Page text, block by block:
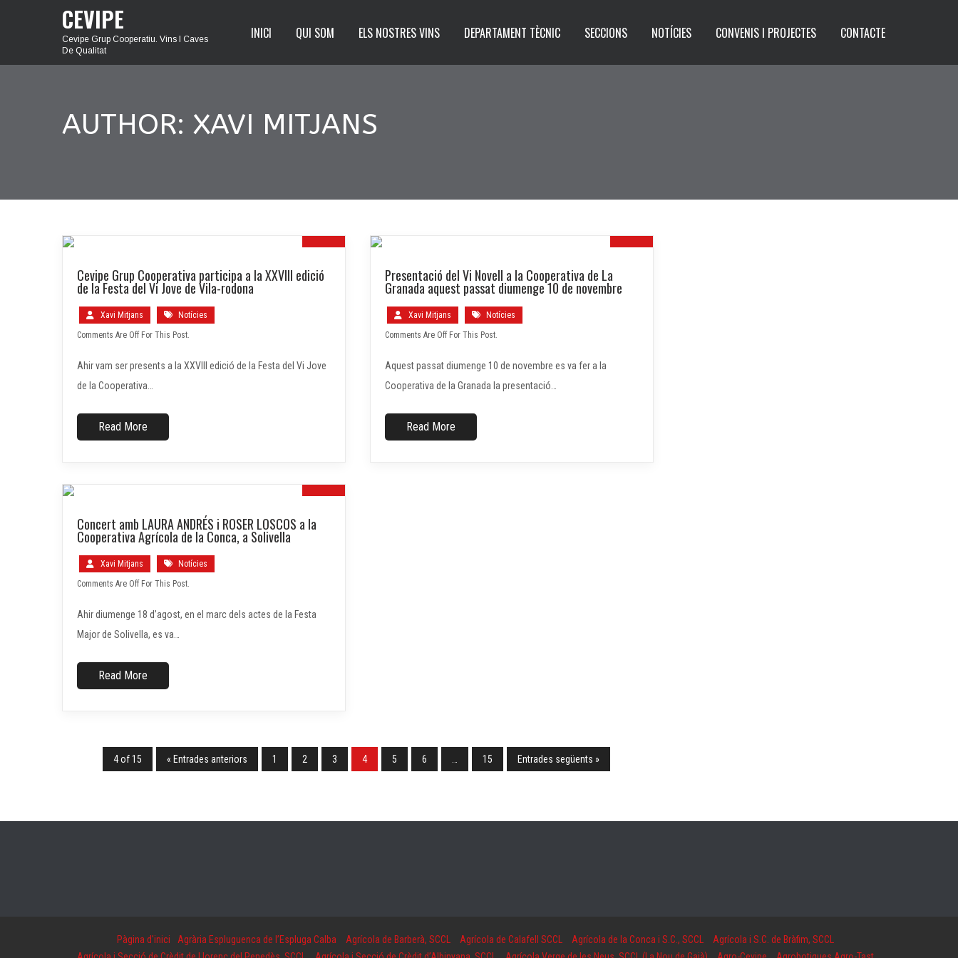
CEVIPE
Cevipe Grup Cooperatiu. Vins I Caves
De Qualitat
INICI QUI SOM ELS NOSTRES VINS DEPARTAMENT TÈCNIC SECCIONS NOTÍCIES CONVENIS I PROJECTES CONTACTE
AUTHOR: XAVI MITJANS
18
NOV.
Cevipe Grup Cooperativa participa a la XXVIII edició
de la Festa del Vi Jove de Vila-rodona
Xavi Mitjans
Notícies
Comments Are Off For This Post.
Ahir vam ser presents a la XXVIII edició de la Festa del Vi Jove
de la Cooperativa…
Read More
11
Presentació del Vi Novell a la Cooperativa de La
Granada aquest passat diumenge 10 de novembre
Xavi Mitjans
Notícies
Comments Are Off For This Post.
Aquest passat diumenge 10 de novembre es va fer a la
Cooperativa de la Granada la presentació…
Read More
19
Concert amb LAURA ANDRÉS i ROSER LOSCOS a la
Cooperativa Agrícola de la Conca, a Solivella
Xavi Mitjans
Notícies
Comments Are Off For This Post.
Ahir diumenge 18 d’agost, en el marc dels actes de la Festa
Major de Solivella, es va…
Read More
4 of 15 « Entrades anteriors 1 2 3 4 5 6 15 Entrades següents »
Pàgina d'inici Agrària Espluguenca de l’Espluga Calba Agrícola de Barberà, SCCL Agrícola de Calafell SCCL Agrícola de la Conca i S.C., SCCL
Agrícola i S.C. de Bràfim, SCCL